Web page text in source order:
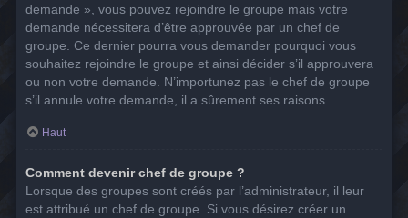
demande », vous pouvez rejoindre le groupe mais votre
demande nécessitera d’être approuvée par un chef de
groupe. Ce dernier pourra vous demander pourquoi vous
souhaitez rejoindre le groupe et ainsi décider s’il approuvera
ou non votre demande. N’importunez pas le chef de groupe
s’il annule votre demande, il a sûrement ses raisons.
Haut
Comment devenir chef de groupe ?
Lorsque des groupes sont créés par l’administrateur, il leur
est attribué un chef de groupe. Si vous désirez créer un